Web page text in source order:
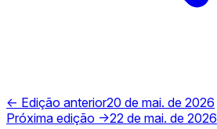
← Edição anterior20 de mai. de 2026
Próxima edição →22 de mai. de 2026